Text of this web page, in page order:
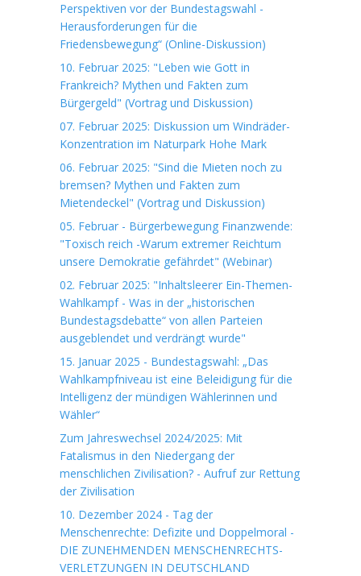
Perspektiven vor der Bundestagswahl -
Herausforderungen für die
Friedensbewegung“ (Online-Diskussion)
10. Februar 2025: "Leben wie Gott in
Frankreich? Mythen und Fakten zum
Bürgergeld" (Vortrag und Diskussion)
07. Februar 2025: Diskussion um Windräder-
Konzentration im Naturpark Hohe Mark
06. Februar 2025: "Sind die Mieten noch zu
bremsen? Mythen und Fakten zum
Mietendeckel" (Vortrag und Diskussion)
05. Februar - Bürgerbewegung Finanzwende:
"Toxisch reich -Warum extremer Reichtum
unsere Demokratie gefährdet" (Webinar)
02. Februar 2025: "Inhaltsleerer Ein-Themen-
Wahlkampf - Was in der „historischen
Bundestagsdebatte“ von allen Parteien
ausgeblendet und verdrängt wurde"
15. Januar 2025 - Bundestagswahl: „Das
Wahlkampfniveau ist eine Beleidigung für die
Intelligenz der mündigen Wählerinnen und
Wähler“
Zum Jahreswechsel 2024/2025: Mit
Fatalismus in den Niedergang der
menschlichen Zivilisation? - Aufruf zur Rettung
der Zivilisation
10. Dezember 2024 - Tag der
Menschenrechte: Defizite und Doppelmoral -
DIE ZUNEHMENDEN MENSCHENRECHTS-
VERLETZUNGEN IN DEUTSCHLAND